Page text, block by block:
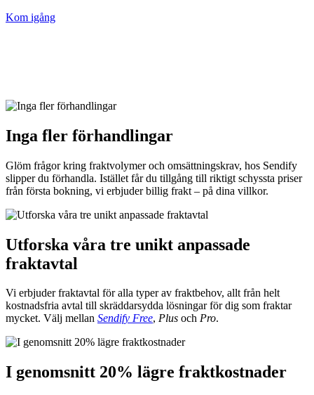
Kom igång
Inga fler förhandlingar
Glöm frågor kring fraktvolymer och omsättningskrav, hos Sendify
slipper du förhandla. Istället får du tillgång till riktigt schyssta priser
från första bokning, vi erbjuder billig frakt – på dina villkor.
Utforska våra tre unikt anpassade
fraktavtal
Vi erbjuder fraktavtal för alla typer av fraktbehov, allt från helt
kostnadsfria avtal till skräddarsydda lösningar för dig som fraktar
mycket. Välj mellan Sendify Free, Plus och Pro.
I genomsnitt 20% lägre fraktkostnader